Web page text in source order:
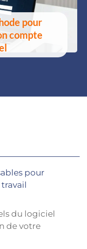
pour
compte
pour
du logiciel
de votre